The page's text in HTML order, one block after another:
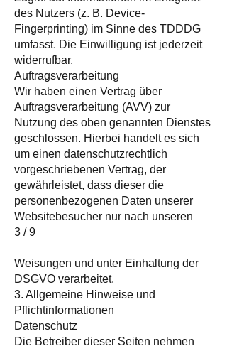
des Nutzers (z. B. Device-
Fingerprinting) im Sinne des TDDDG
umfasst. Die Einwilligung ist jederzeit
widerrufbar.
Auftragsverarbeitung
Wir haben einen Vertrag über
Auftragsverarbeitung (AVV) zur
Nutzung des oben genannten Dienstes
geschlossen. Hierbei handelt es sich
um einen datenschutzrechtlich
vorgeschriebenen Vertrag, der
gewährleistet, dass dieser die
personenbezogenen Daten unserer
Websitebesucher nur nach unseren
3 / 9
Weisungen und unter Einhaltung der
DSGVO verarbeitet.
3. Allgemeine Hinweise und
Pflichtinformationen
Datenschutz
Die Betreiber dieser Seiten nehmen